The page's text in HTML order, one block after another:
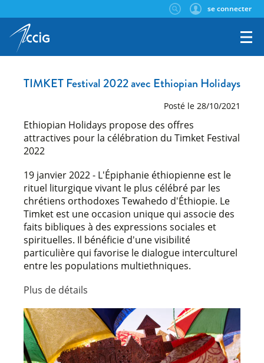
se connecter
TIMKET Festival 2022 avec Ethiopian Holidays
Posté le 28/10/2021
Ethiopian Holidays propose des offres
attractives pour la célébration du Timket Festival
2022
19 janvier 2022 - L'Épiphanie éthiopienne est le
rituel liturgique vivant le plus célébré par les
chrétiens orthodoxes Tewahedo d'Éthiopie. Le
Timket est une occasion unique qui associe des
faits bibliques à des expressions sociales et
spirituelles. Il bénéficie d'une visibilité
particulière qui favorise le dialogue interculturel
entre les populations multiethniques.
Plus de détails